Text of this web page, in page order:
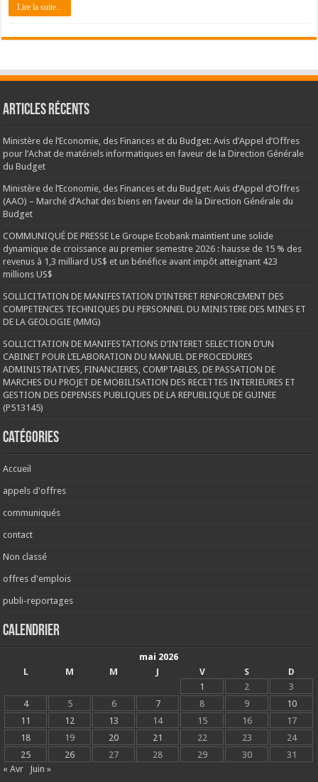
Lire la suite...
Articles récents
Ministère de l’Economie, des Finances et du Budget: Avis d’Appel d’Offres
pour l’Achat de matériels informatiques en faveur de la Direction Générale
du Budget
Ministère de l’Economie, des Finances et du Budget: Avis d’Appel d’Offres
(AAO) – Marché d’Achat des biens en faveur de la Direction Générale du
Budget
COMMUNIQUÉ DE PRESSE Le Groupe Ecobank maintient une solide
dynamique de croissance au premier semestre 2026 : hausse de 15 % des
revenus à 1,3 milliard US$ et un bénéfice avant impôt atteignant 423
millions US$
SOLLICITATION DE MANIFESTATION D’INTERET RENFORCEMENT DES
COMPETENCES TECHNIQUES DU PERSONNEL DU MINISTERE DES MINES ET
DE LA GEOLOGIE (MMG)
SOLLICITATION DE MANIFESTATIONS D’INTERET SELECTION D’UN
CABINET POUR L’ELABORATION DU MANUEL DE PROCEDURES
ADMINISTRATIVES, FINANCIERES, COMPTABLES, DE PASSATION DE
MARCHES DU PROJET DE MOBILISATION DES RECETTES INTERIEURES ET
GESTION DES DEPENSES PUBLIQUES DE LA REPUBLIQUE DE GUINEE
(P513145)
Catégories
Accueil
appels d'offres
communiqués
contact
Non classé
offres d'emplois
publi-reportages
Calendrier
mai 2026
L
M M J V S
D
1
2
3
4
5 6 7 8 9
10
11
12 13 14 15 16
17
18
19 20 21 22 23
24
25
26 27 28 29 30
31
« Avr
Juin »